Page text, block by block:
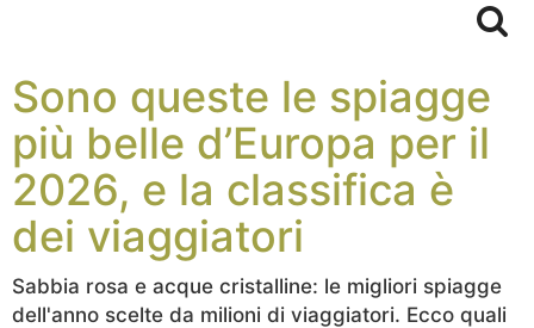
Sono queste le spiagge
più belle d’Europa per il
2026, e la classifica è
dei viaggiatori
Sabbia rosa e acque cristalline: le migliori spiagge
dell'anno scelte da milioni di viaggiatori. Ecco quali